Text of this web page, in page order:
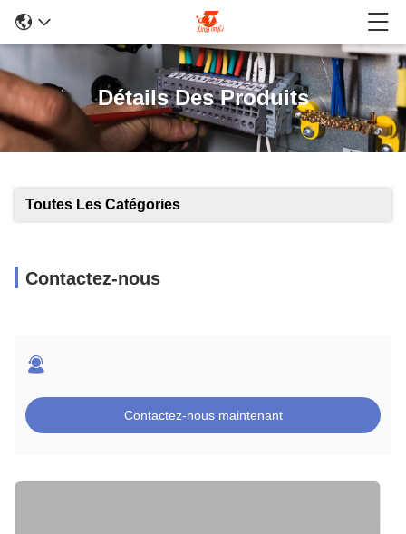
Détails Des Produits
Toutes Les Catégories
Contactez-nous
Contactez-nous maintenant